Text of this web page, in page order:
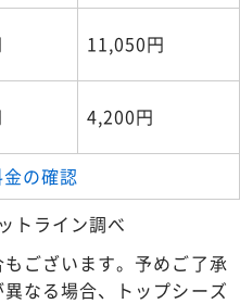
11,050円
4,200円
の確認
トライン調べ
ございます。予めご了承
なる場合、トップシーズ